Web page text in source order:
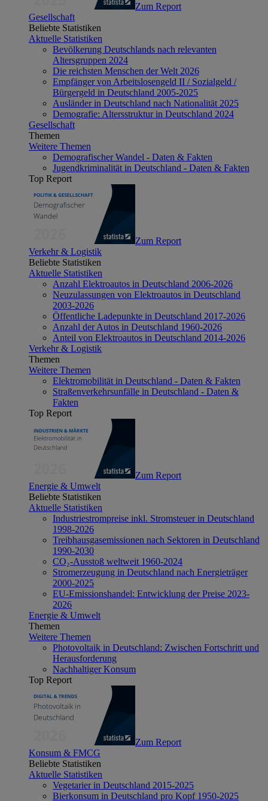
Zum Report
Gesellschaft
Beliebte Statistiken
Aktuelle Statistiken
Bevölkerung Deutschlands nach relevanten
Altersgruppen 2024
Die reichsten Menschen der Welt 2026
Empfänger von Arbeitslosengeld II / Sozialgeld /
Bürgergeld in Deutschland 2005-2025
Ausländer in Deutschland nach Nationalität 2025
Demografie: Altersstruktur in Deutschland 2024
Gesellschaft
Themen
Weitere Themen
Demografischer Wandel - Daten & Fakten
Jugendkriminalität in Deutschland - Daten & Fakten
Top Report
Zum Report
Verkehr & Logistik
Beliebte Statistiken
Aktuelle Statistiken
Anzahl Elektroautos in Deutschland 2006-2026
Neuzulassungen von Elektroautos in Deutschland
2003-2026
Öffentliche Ladepunkte in Deutschland 2017-2026
Anzahl der Autos in Deutschland 1960-2026
Anteil von Elektroautos in Deutschland 2014-2026
Verkehr & Logistik
Themen
Weitere Themen
Elektromobilität in Deutschland - Daten & Fakten
Straßenverkehrsunfälle in Deutschland - Daten &
Fakten
Top Report
Zum Report
Energie & Umwelt
Beliebte Statistiken
Aktuelle Statistiken
Industriestrompreise inkl. Stromsteuer in Deutschland
1998-2026
Treibhausgasemissionen nach Sektoren in Deutschland
1990-2030
CO₂-Ausstoß weltweit 1960-2024
Stromerzeugung in Deutschland nach Energieträger
2000-2025
EU-Emissionshandel: Entwicklung der Preise 2023-
2026
Energie & Umwelt
Themen
Weitere Themen
Photovoltaik in Deutschland: Zwischen Fortschritt und
Herausforderung
Nachhaltiger Konsum
Top Report
Zum Report
Konsum & FMCG
Beliebte Statistiken
Aktuelle Statistiken
Vegetarier in Deutschland 2015-2025
Bierkonsum in Deutschland pro Kopf 1950-2025